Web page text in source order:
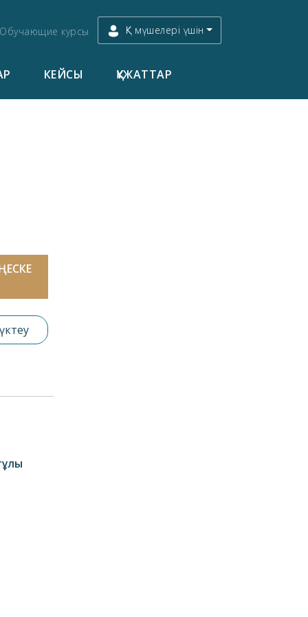
Обучающие курсы ҚК мүшелері үшін
КЕЙСЫ ҚҰЖАТТАР